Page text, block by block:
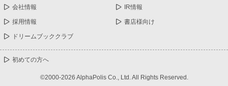
会社情報 IR情報
採用情報 書店様向け
ドリームブッククラブ
初めての方へ
©2000-2026 AlphaPolis Co., Ltd. All Rights Reserved.